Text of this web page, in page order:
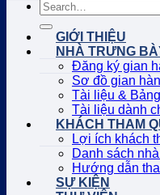
GIỚI THIỆU
NHÀ TRƯNG
Đăng ký gian
Sơ đồ gian
Tài liệu &
Tài liệu dành
KHÁCH THAM
Lợi ích khách
Danh sách
Hướng dẫn
SỰ KIỆN